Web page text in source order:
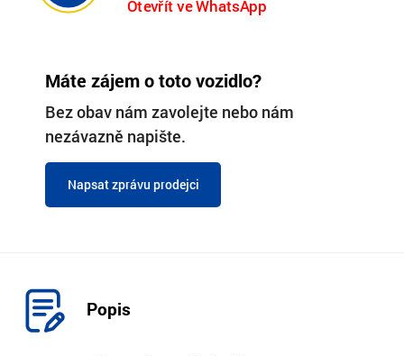
Otevřít ve WhatsApp
Máte zájem o toto vozidlo?
Bez obav nám zavolejte nebo nám
nezávazně napište.
Napsat zprávu prodejci
Popis